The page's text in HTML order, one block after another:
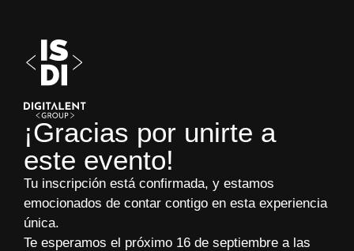
¡Gracias por unirte a
este evento!
Tu inscripción está confirmada, y estamos
emocionados de contar contigo en esta experiencia
única.
Te esperamos el próximo 16 de septiembre a las